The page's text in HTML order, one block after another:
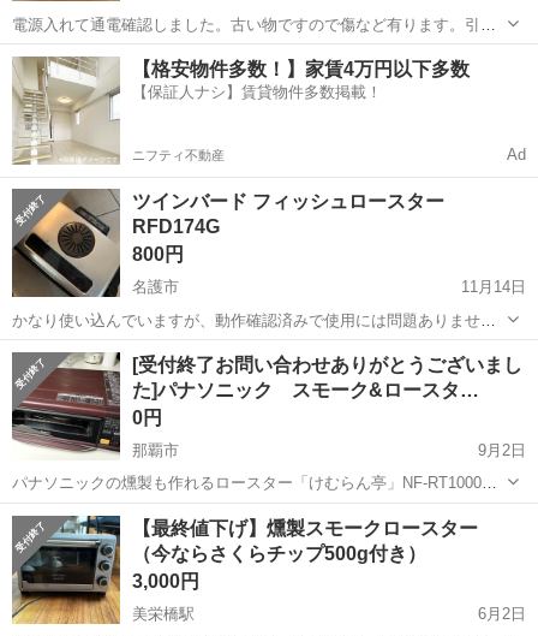
電源入れて通電確認しました。古い物ですので傷など有ります。引き
渡し後はﾉｰｸﾚｰﾑﾉｰﾘﾀｰﾝでお願いします。
沖縄 中頭郡 キッチン家電
【格安物件多数！】家賃4万円以下多数
【保証人ナシ】賃貸物件多数掲載！
ニフティ不動産 Ad
ツインバード フィッシュロースター
RFD174G
800円
名護市
11月14日
かなり使い込んでいますが、動作確認済みで使用には問題ありませ
ん。但し、焼き網のフッ素コーティングはかなり剥離してると思われ
ます。取説は紛失してますが、ツインバードのHPでダウンロード出来
ますので参照してください。 以下、サ...
沖縄 名護市 キッチン家電 焼き網
[受付終了お問い合わせありがとうございまし
た]パナソニック スモーク&ロースタ…
0円
那覇市
9月2日
パナソニックの燻製も作れるロースター「けむらん亭」NF-RT1000で
す。 あまり使わないのでお譲りします。 2016年製なので、その頃に
買ったのだと思います。 使用感はありますが、軽く掃除もしましたの
でロースターにしては綺...
沖縄 那覇市 キッチン家電 燻製
【最終値下げ】燻製スモークロースター
（今ならさくらチップ500g付き）
3,000円
美栄橋駅
6月2日